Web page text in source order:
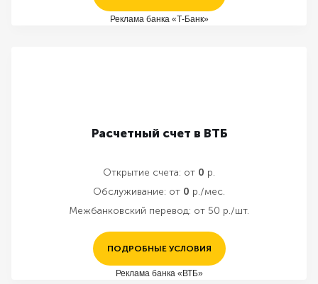
Реклама банка «Т-Банк»
Расчетный счет в ВТБ
Открытие счета: от 0 р.
Обслуживание: от 0 р./мес.
Межбанковский перевод: от 50 р./шт.
ПОДРОБНЫЕ УСЛОВИЯ
Реклама банка «ВТБ»